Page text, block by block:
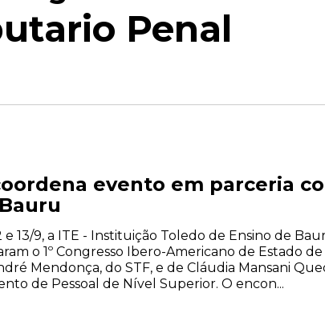
Penal
evento em parceria
13/9, a ITE - Instituição Toledo de Ensino de
o 1º Congresso Ibero-Americano de Estado
Mendonça, do STF, e de Cláudia Mansani
de Pessoal de Nível Superior. O encon...